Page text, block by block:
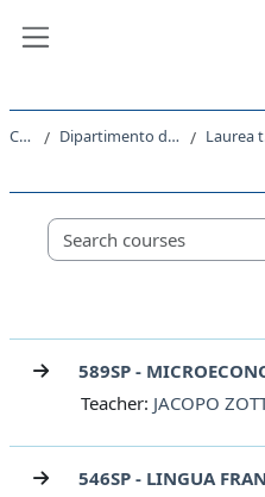
Courses Dipartimento di Scienze Politiche e Sociali
Course categories
589SP -
Teacher: JACOPO
546SP - LINGUA